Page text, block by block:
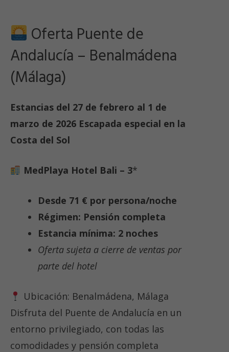
Oferta Puente de
Andalucía – Benalmádena
(Málaga)
Estancias del 27 de febrero al 1 de
marzo de 2026 Escapada especial en la
Costa del Sol
MedPlaya Hotel Bali – 3*
Desde 71 € por persona/noche
Régimen: Pensión completa
Estancia mínima: 2 noches
Oferta sujeta a cierre de ventas por
parte del hotel
Ubicación: Benalmádena, Málaga
Disfruta del Puente de Andalucía en un
entorno privilegiado, con todas las
comodidades y pensión completa